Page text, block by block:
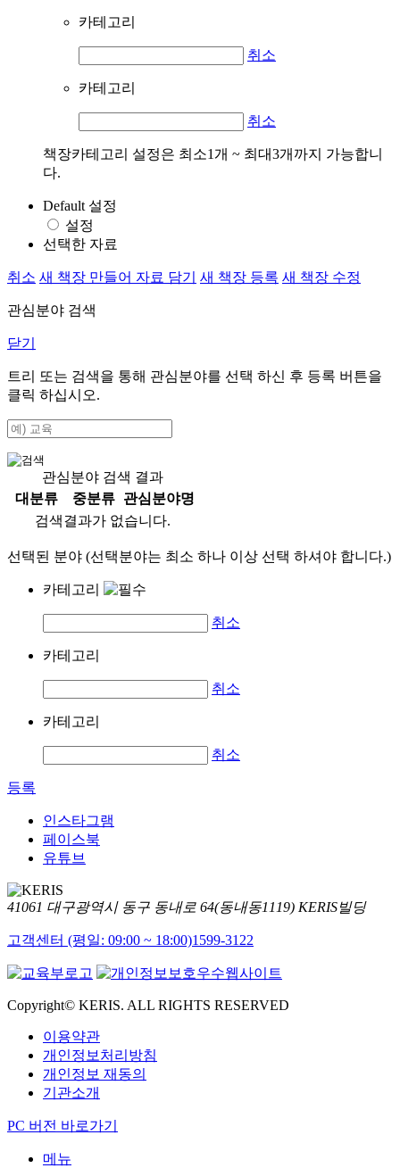
카테고리
취소
카테고리
취소
책장카테고리 설정은 최소1개 ~ 최대3개까지 가능합니
다.
Default 설정
설정
선택한 자료
취소 새 책장 만들어 자료 담기 새 책장 등록 새 책장 수정
관심분야 검색
닫기
트리 또는 검색을 통해 관심분야를 선택 하신 후 등록 버튼을
클릭 하십시오.
관심분야 검색 결과
대분류
중분류
관심분야명
검색결과가 없습니다.
선택된 분야 (선택분야는 최소 하나 이상 선택 하셔야 합니다.)
카테고리
취소
카테고리
취소
카테고리
취소
등록
인스타그램
페이스북
유튜브
41061 대구광역시 동구 동내로 64(동내동1119) KERIS빌딩
고객센터 (평일: 09:00 ~ 18:00)1599-3122
Copyright© KERIS. ALL RIGHTS RESERVED
이용약관
개인정보처리방침
개인정보 재동의
기관소개
PC 버전 바로가기
메뉴